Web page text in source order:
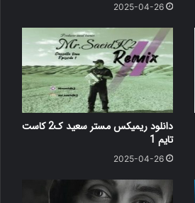
2025-04-26
دانلود ریمیکس مستر سعید ک2 کاست
تایم 1
2025-04-26